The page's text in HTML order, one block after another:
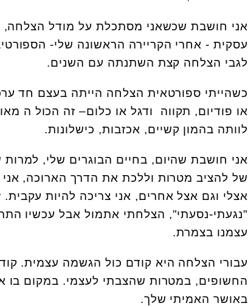
אני חושבת שכשאני מסתכלת על מודל הצלחה,
עסקית - אחרי הקריירה הראשונה שלי-
לגבי הצלחה קצת השתנתה עם השנים.
כשהייתי ספורטאית הצלחה הייתה בעצם חד
או פודיום, תקווה ודגל או כלום– זה הכול ה
לוותה בהמון קשיים, אכזבות, כישלונות.
אני חושבת שהיום, בחיים הבוגרים שלי,
של להציב מטרות וללכת את הדרך הארוכה,
אצלי וגם אצל אחרים, אני צריכה להיות
"נגעתי-נסעתי", הצלחתי אתמול אבל עכשיו
עצמנו בצמרת.
עבורי הצלחה היא קודם כול הגשמה עצמית.
החשופים, במטרות שהצבתי לעצמי. במקום בו
באושר האמיתי שלך.